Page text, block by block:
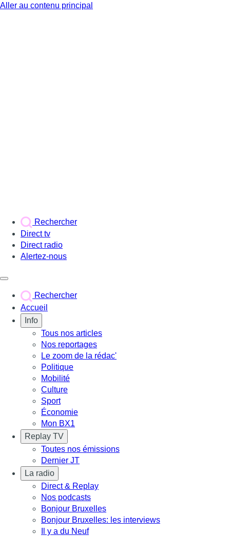
Aller au contenu principal
Rechercher
Direct tv
Direct radio
Alertez-nous
Rechercher
Accueil
Info
Tous nos articles
Nos reportages
Le zoom de la rédac'
Politique
Mobilité
Culture
Sport
Économie
Mon BX1
Replay TV
Toutes nos émissions
Dernier JT
La radio
Direct & Replay
Nos podcasts
Bonjour Bruxelles
Bonjour Bruxelles: les interviews
Il y a du Neuf